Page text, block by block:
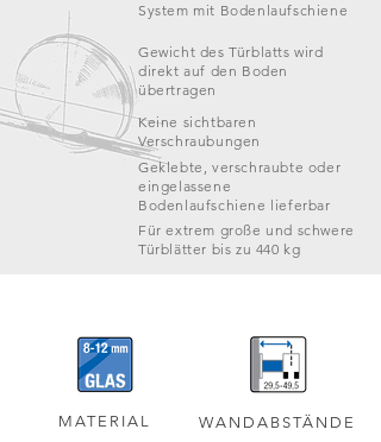
System mit Bodenlaufschiene
Gewicht des Türblatts wird
direkt auf den Boden
übertragen
Keine sichtbaren
Verschraubungen
Geklebte, verschraubte oder
eingelassene
Bodenlaufschiene lieferbar
Für extrem große und schwere
Türblätter bis zu 440 kg
MATERIAL WANDABSTÄNDE